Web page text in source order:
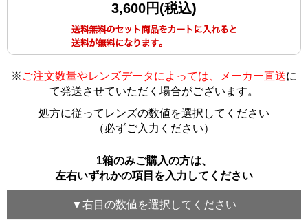
3,600円(税込)
※ ご注文数量やレンズデータによっては、メーカー直送に
て発送させていただく場合がございます。
処方に従ってレンズの数値を選択してください
（必ずご入力ください）
1箱のみご購入の方は、
左右いずれかの項目を入力してください
▼右目 の数値を選択してください